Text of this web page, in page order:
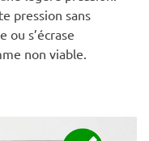
pression sans
ou s’écrase
non viable.